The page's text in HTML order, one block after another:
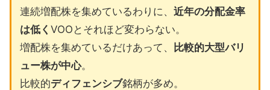
連続増配株を集めているわりに、 近年の分配金率
は低く VOOとそれほど変わらない。
増配株を集めているだけあって、
比較的大型バリ
ュー株が中心。
比較的ディフェンシブ銘柄が多め。